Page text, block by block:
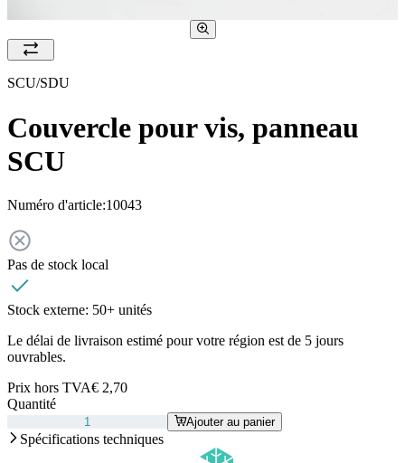
SCU/SDU
Couvercle pour vis, panneau
SCU
Numéro d'article:10043
Pas de stock local
Stock externe: 50+ unités
Le délai de livraison estimé pour votre région est de 5 jours
ouvrables.
Prix hors TVA€ 2,70
Quantité
Ajouter au panier
Spécifications techniques